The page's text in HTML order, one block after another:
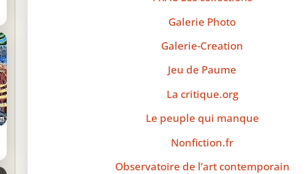
Galerie Photo
Galerie-Creation
Jeu de Paume
La critique.org
Le peuple qui manque
Nonfiction.fr
Observatoire de l’art contemporain